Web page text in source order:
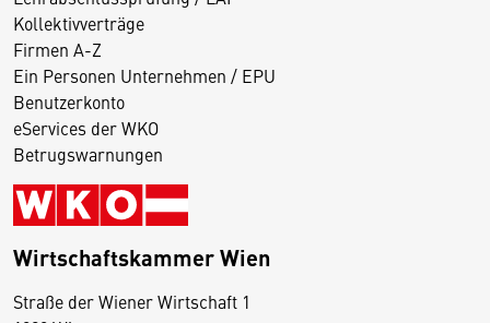
Kollektivverträge
Firmen A-Z
Ein Personen Unternehmen / EPU
Benutzerkonto
eServices der WKO
Betrugswarnungen
Wirtschaftskammer Wien
Straße der Wiener Wirtschaft 1